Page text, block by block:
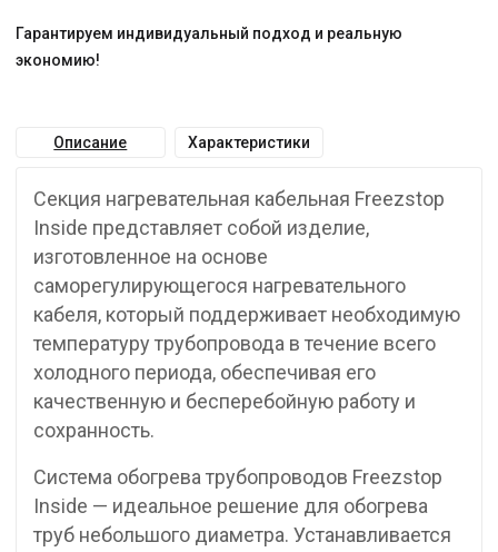
Гарантируем индивидуальный подход и реальную
экономию!
Описание Характеристики
Секция нагревательная кабельная Freezstop
Inside представляет собой изделие,
изготовленное на основе
саморегулирующегося нагревательного
кабеля, который поддерживает необходимую
температуру трубопровода в течение всего
холодного периода, обеспечивая его
качественную и бесперебойную работу и
сохранность.
Система обогрева трубопроводов Freezstop
Inside — идеальное решение для обогрева
труб небольшого диаметра. Устанавливается